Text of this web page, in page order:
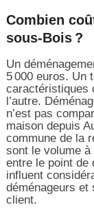
Combien
sous-Bois ?
Un
5 000 euros. Un
caractéristiques
l’autre.
n’est pas
maison depuis
commune de la
sont le volume
entre le point de
influent
déménageurs
client.